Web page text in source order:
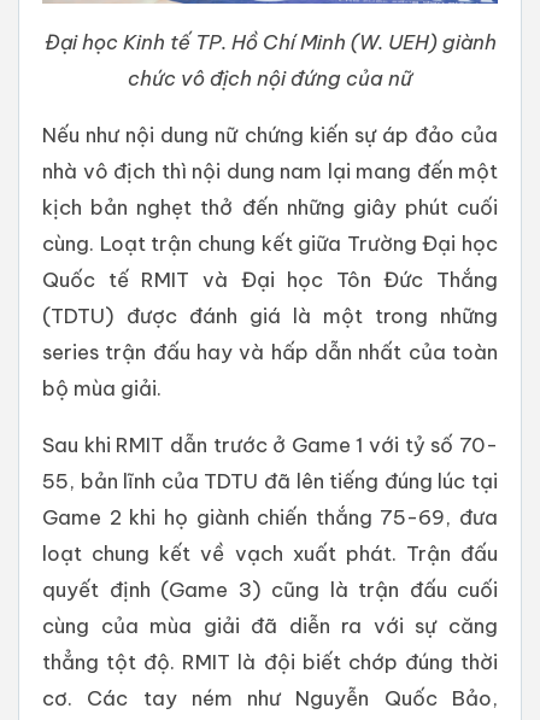
Đại học Kinh tế TP. Hồ Chí Minh (W. UEH) giành
chức vô địch nội đứng của nữ
Nếu như nội dung nữ chứng kiến sự áp đảo của
nhà vô địch thì nội dung nam lại mang đến một
kịch bản nghẹt thở đến những giây phút cuối
cùng. Loạt trận chung kết giữa Trường Đại học
Quốc tế RMIT và Đại học Tôn Đức Thắng
(TDTU) được đánh giá là một trong những
series trận đấu hay và hấp dẫn nhất của toàn
bộ mùa giải.
Sau khi RMIT dẫn trước ở Game 1 với tỷ số 70-
55, bản lĩnh của TDTU đã lên tiếng đúng lúc tại
Game 2 khi họ giành chiến thắng 75-69, đưa
loạt chung kết về vạch xuất phát. Trận đấu
quyết định (Game 3) cũng là trận đấu cuối
cùng của mùa giải đã diễn ra với sự căng
thẳng tột độ. RMIT là đội biết chớp đúng thời
cơ. Các tay ném như Nguyễn Quốc Bảo,